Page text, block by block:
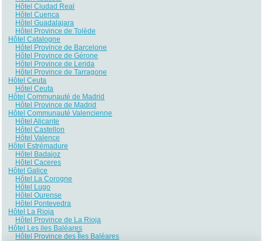
Hôtel Ciudad Real
Hôtel Cuenca
Hôtel Guadalajara
Hôtel Province de Tolède
Hôtel Catalogne
Hôtel Province de Barcelone
Hôtel Province de Gérone
Hôtel Province de Lerida
Hôtel Province de Tarragone
Hôtel Ceuta
Hôtel Ceuta
Hôtel Communauté de Madrid
Hôtel Province de Madrid
Hôtel Communauté Valencienne
Hôtel Alicante
Hôtel Castellon
Hôtel Valence
Hôtel Estrémadure
Hôtel Badajoz
Hôtel Caceres
Hôtel Galice
Hôtel La Corogne
Hôtel Lugo
Hôtel Ourense
Hôtel Pontevedra
Hôtel La Rioja
Hôtel Province de La Rioja
Hôtel Les iles Baléares
Hôtel Province des Îles Baléares